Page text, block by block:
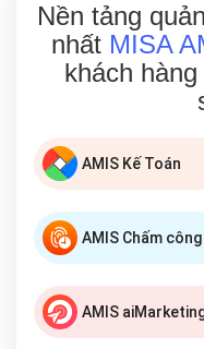
Nền tảng
nhất MISA
khách
AMIS Kế Toán
AMIS Chấm công
AMIS